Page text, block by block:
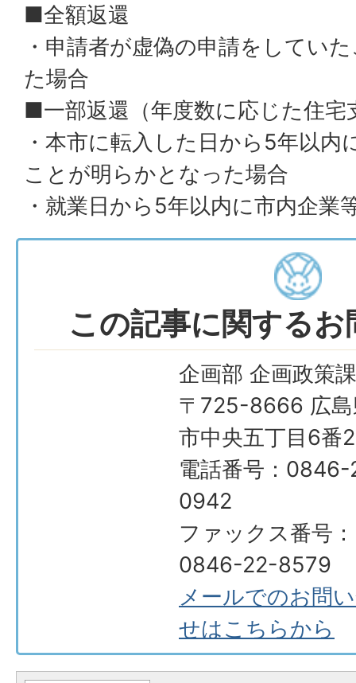
■全額返還
・申請者が虚偽の申請をしてい
た場合
■一部返還（年度数に応じた住宅
・本市に転入した日から5年以内
ことが明らかとなった場合
・就業日から5年以内に市内企業
この記事に関する
企画部 企画政策課
〒725-8666 広島
市中央五丁目6番
電話番号：
0942
ファックス番号：
0846-22-8579
メールでのお問
せはこちらから